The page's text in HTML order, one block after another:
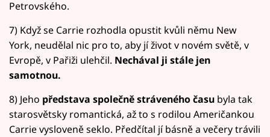
Petrovského.
7) Když se Carrie rozhodla opustit kvůli němu New
York, neudělal nic pro to, aby jí život v novém světě, v
Evropě, v Pařiži ulehčil. Nechával ji stále jen
samotnou.
8) Jeho představa společně stráveného času byla tak
starosvětsky romantická, až to s rodilou Američankou
Carrie vysloveně seklo. Předčítal jí básně a večery trávili